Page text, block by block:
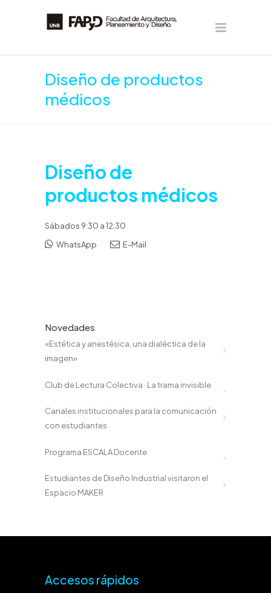
Diseño de productos
médicos
Diseño de
productos médicos
Sábados 9:30 a 12:30
WhatsApp
E-Mail
Novedades
«Estética y anestésica, una dialéctica de la
imagen»
Club de Lectura Colectiva · La trama invisible
Canales institucionales para la comunicación
con estudiantes
Programa ESCALA Docente
Estudiantes de Diseño Industrial visitaron el
Espacio MAKER
Accesos rápidos